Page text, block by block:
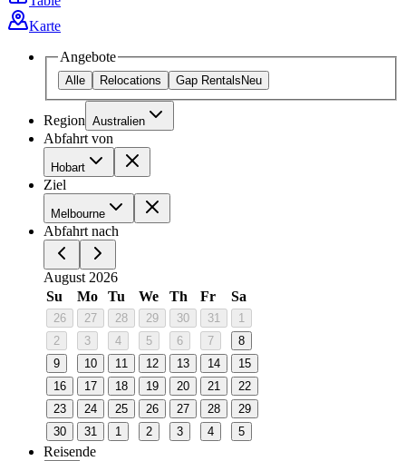
Karte
Angebote
Alle Relocations Gap Rentals Neu
Region Australien
Abfahrt von
Hobart
Ziel
Melbourne
Abfahrt nach
August 2026
Su
Mo Tu We Th Fr Sa
26 27 28 29 30 31
1
2
3 4 5 6 7
8
9
10 11 12 13 14
15
16
17 18 19 20 21
22
23
24 25 26 27 28
29
30
31 1 2 3 4 5
Reisende